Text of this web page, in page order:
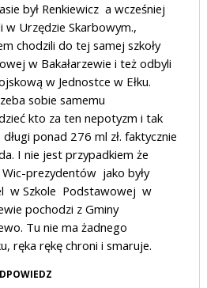
był Renkiewicz a wcześniej
w Urzędzie Skarbowym.,
chodzili do tej samej szkoły
w Bakałarzewie i też odbyli
w Jednostce w Ełku.
sobie samemu
kto za ten nepotyzm i tak
ponad 276 ml zł. faktycznie
I nie jest przypadkiem że
Wic-prezydentów jako były
w Szkole Podstawowej w
pochodzi z Gminy
Tu nie ma żadnego
ręka rękę chroni i smaruje.